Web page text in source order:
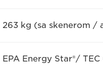
263 kg (sa skenerom /
EPA Energy Star®/